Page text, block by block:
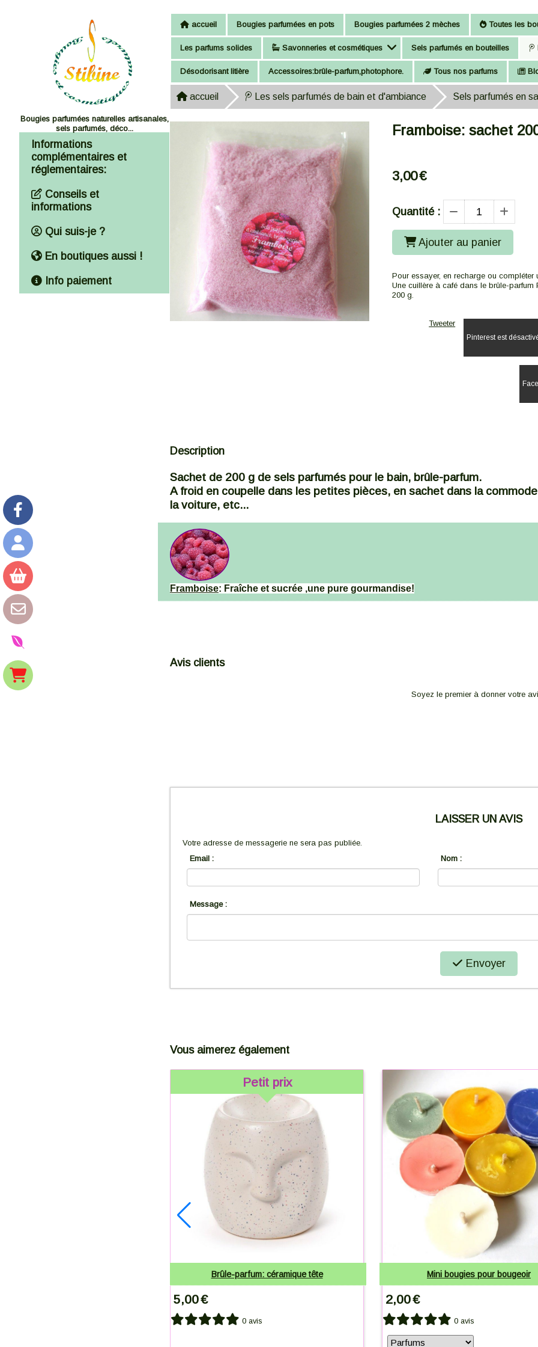
Bougies parfumées naturelles artisanales,
sels parfumés, déco...
Informations
complémentaires et
réglementaires:
Conseils et
informations
Qui suis-je ?
En boutiques aussi !
Info paiement
accueil Bougies parfumées en pots Bougies parfumées 2 mèches Toutes les
Les parfums solides Savonneries et cosmétiques Sels parfumés en bouteilles
Désodorisant litière Accessoires:brûle-parfum,photophore. Tous nos parfums
accueil Les sels parfumés de bain et d'ambiance Sels parfumés en
Framboise: sachet
3,00€
Quantité :
Ajouter au panier
Pour essayer, en recharge ou compléter
Une cuillère à café dans le brûle-parfum
200 g.
Tweeter
Pinterest est
Description
Sachet de 200 g de sels parfumés pour le bain, brûle-parfum.
A froid en coupelle dans les petites pièces, en sachet dans la
la voiture, etc...
Framboise: Fraîche et sucrée ,une pure gourmandise!
Avis clients
Soyez le premier à donner votre
LAISSER UN AVIS
Votre adresse de messagerie ne sera pas publiée.
Email :
Nom :
Message :
Envoyer
Vous aimerez également
Brûle-parfum: céramique tête
5,00€
0 avis
Petit prix
Mini bougies pour bougeoir
2,00€
0 avis